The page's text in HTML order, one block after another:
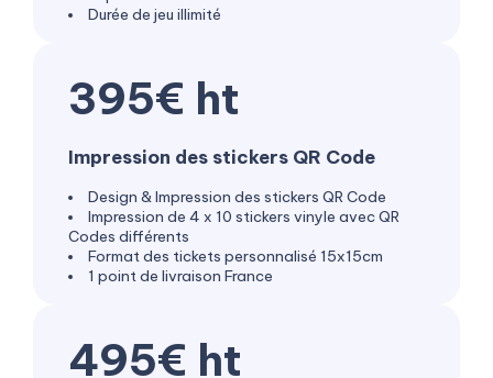
Durée de jeu illimité
395€ ht
Impression des stickers QR Code
Design & Impression des stickers QR Code
Impression de 4 x 10 stickers vinyle avec QR
Codes différents
Format des tickets personnalisé 15x15cm
1 point de livraison France
495€ ht